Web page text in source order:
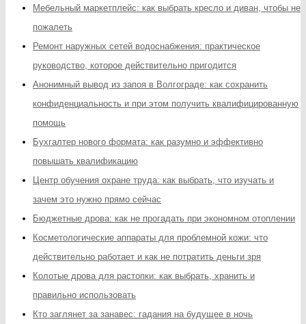
Мебельный маркетплейс: как выбрать кресло и диван, чтобы не
пожалеть
Ремонт наружных сетей водоснабжения: практическое
руководство, которое действительно пригодится
Анонимный вывод из запоя в Волгограде: как сохранить
конфиденциальность и при этом получить квалифицированную
помощь
Бухгалтер нового формата: как разумно и эффективно
повышать квалификацию
Центр обучения охране труда: как выбрать, что изучать и
зачем это нужно прямо сейчас
Бюджетные дрова: как не прогадать при экономном отоплении
Косметологические аппараты для проблемной кожи: что
действительно работает и как не потратить деньги зря
Колотые дрова для растопки: как выбрать, хранить и
правильно использовать
Кто заглянет за занавес: гадания на будущее в ночь